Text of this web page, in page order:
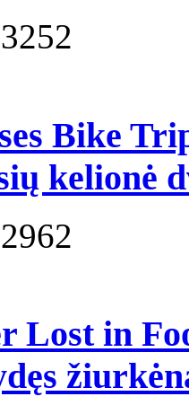
Bike
kelionė
Lost in